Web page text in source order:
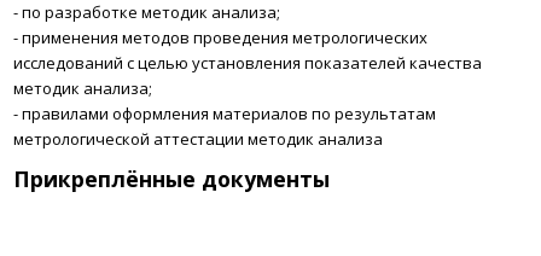
- по разработке методик анализа;
- применения методов проведения метрологических
исследований с целью установления показателей качества
методик анализа;
- правилами оформления материалов по результатам
метрологической аттестации методик анализа
Прикреплённые документы